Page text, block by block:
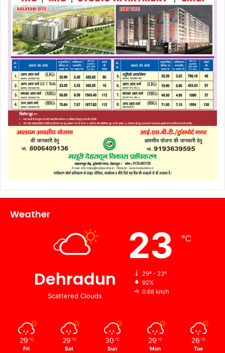
Weather
Dehradun
Scattered Clouds
23 ℃
29º - 23º
92%
0.68 km/h
29 ℃
Fri
29 ℃
Sat
30 ℃
Sun
29 ℃
Mon
26 ℃
Tue